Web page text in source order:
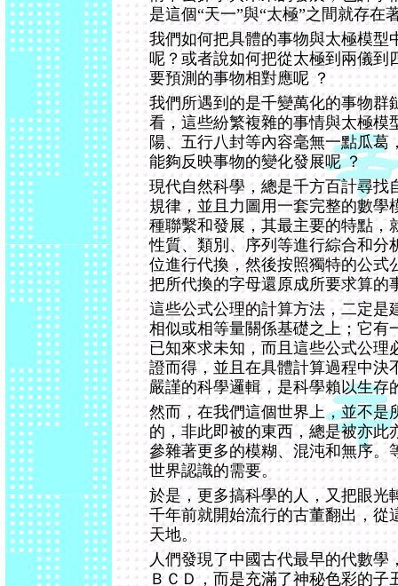
是這個“天一”與“太極”之間就存在
我們如何把具體的事物與太極模
呢？或者說如何把從太極到兩儀到
要預測的事物相對應呢 ？
我們所遇到的是千變萬化的事物群
看，這些紛繁複雜的事情與太極模
陽、五行八封等內容毫無一點瓜葛
能夠反映事物的變化發展呢 ？
現代自然科學，總是千方百計尋找
規律，並且力圖用一套完整的數學
種聯繫和發展，其最主要的特點，
性質、類別、序列等進行綜合和分
位進行代換，然後按照獨特的公式
把所代換的字母還原成所要求算的
這些公式公理的計算方法，二定是
相似或相等量關係基礎之上；它有
已知來求未知，而且這些公式公理
證而得，並且在具體計算過程中決
嚴謹的科學邏輯，是科學賴以生存
然而，在我們這個世界上，並不是
的，非此即被的東西，總是被亦此
參雜著更多的模糊、混沌和無序。
世界認識的需要。
於是，更多搞科學的人，又把眼光
千年前就開始流行的古董翻出，從
天地。
人們發現了中國古代最早的代數學
ＢＣＤ，而是充滿了神秘色彩的